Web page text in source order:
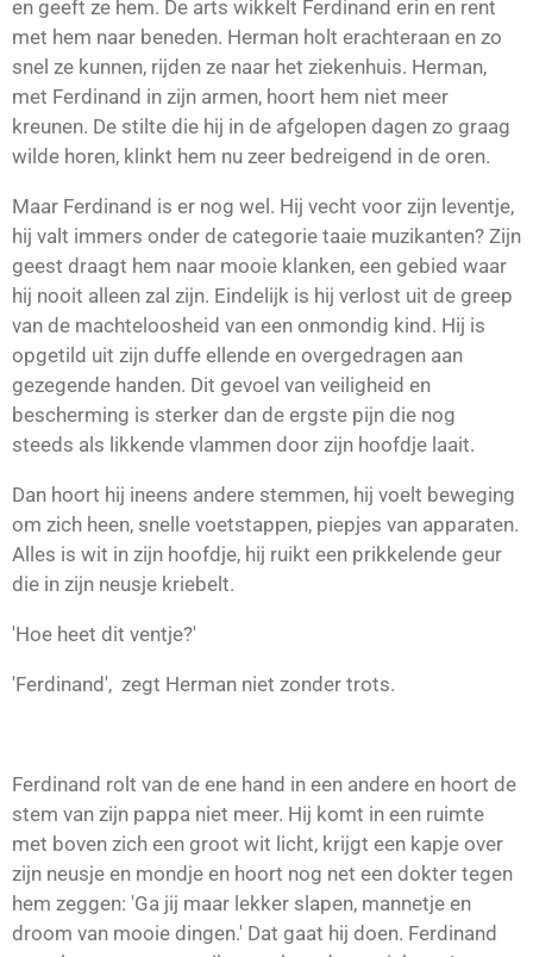
en geeft ze hem. De arts wikkelt Ferdinand erin en rent
met hem naar beneden. Herman holt erachteraan en zo
snel ze kunnen, rijden ze naar het ziekenhuis. Herman,
met Ferdinand in zijn armen, hoort hem niet meer
kreunen. De stilte die hij in de afgelopen dagen zo graag
wilde horen, klinkt hem nu zeer bedreigend in de oren.
Maar Ferdinand is er nog wel. Hij vecht voor zijn leventje,
hij valt immers onder de categorie taaie muzikanten? Zijn
geest draagt hem naar mooie klanken, een gebied waar
hij nooit alleen zal zijn. Eindelijk is hij verlost uit de greep
van de machteloosheid van een onmondig kind. Hij is
opgetild uit zijn duffe ellende en overgedragen aan
gezegende handen. Dit gevoel van veiligheid en
bescherming is sterker dan de ergste pijn die nog
steeds als likkende vlammen door zijn hoofdje laait.
Dan hoort hij ineens andere stemmen, hij voelt beweging
om zich heen, snelle voetstappen, piepjes van apparaten.
Alles is wit in zijn hoofdje, hij ruikt een prikkelende geur
die in zijn neusje kriebelt.
'Hoe heet dit ventje?'
'Ferdinand', zegt Herman niet zonder trots.
Ferdinand rolt van de ene hand in een andere en hoort de
stem van zijn pappa niet meer. Hij komt in een ruimte
met boven zich een groot wit licht, krijgt een kapje over
zijn neusje en mondje en hoort nog net een dokter tegen
hem zeggen: 'Ga jij maar lekker slapen, mannetje en
droom van mooie dingen.' Dat gaat hij doen. Ferdinand